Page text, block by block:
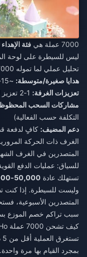
7000 عملة هي فئة
ليس للسيطرة على لوحة
تحليل عملي لما تموله 7000 عملة في جلسة نموذجية:
هدايا صغيرة/متوسطة: ~15-25 قطعة هدية قياسية لمضيف تحبه
تعزيزات الغرفة:
مشاركات السحب
التكلفة حسب الفعالية)
دعم المضيف: كافٍ لدفعة
الغرف ذات الحركة
المتصدرين في الغرف
للسياق: عمليات الدفع
تستهلك عادة 50,000-200,000 عملة في الليلة
المتصدرين الأسبوعية،
سبب تراكم خصم الموزع
كيف تشحن 7000 عملة YoHo مقابل 0.83 دولار خطوة بخطوة؟
بمجرد القيام بها مرة واحدة.